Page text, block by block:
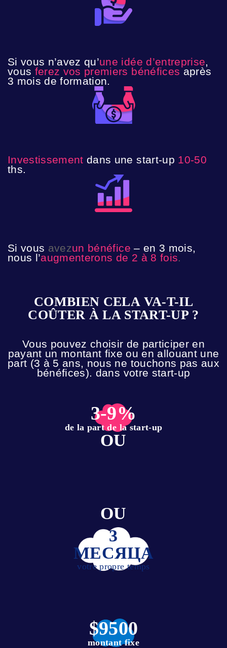
Si vous n’avez qu’une idée d’entreprise,
vous ferez vos premiers bénéficesaprès
3 mois de formation.
Investissement dans une start-up 10-50
ths.
Si vous avezun bénéfice – en 3 mois,
nous l’augmenterons de 2 à 8 fois.
COMBIEN CELA VA-T-IL
COÛTER À LA START-UP ?
Vous pouvez choisir de participer en
payant un montant fixe ou en allouant une
part (3 à 5 ans, nous ne touchons pas aux
bénéfices). dans votre start-up
3-9%
de la part de la start-up
OU
OU
3
МЕСЯЦА
votre propre temps
$9500
montant fixe